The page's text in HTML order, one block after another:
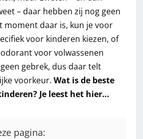
– daar hebben zij nog geen
moment daar is, kun je voor
voor kinderen kiezen, of
voor volwassenen
gebrek, dus daar telt
voorkeur.Wat is de beste
Je leest het hier…
pagina: